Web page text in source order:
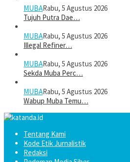
MUBARabu, 5 Agustus 2026
Tujuh Putra Dae…
MUBARabu, 5 Agustus 2026
Illegal Refiner…
MUBARabu, 5 Agustus 2026
Sekda Muba Perc…
MUBARabu, 5 Agustus 2026
Wabup Muba Temu…
Tentang Kami
Kode Etik Jurnalistik
Redaksi